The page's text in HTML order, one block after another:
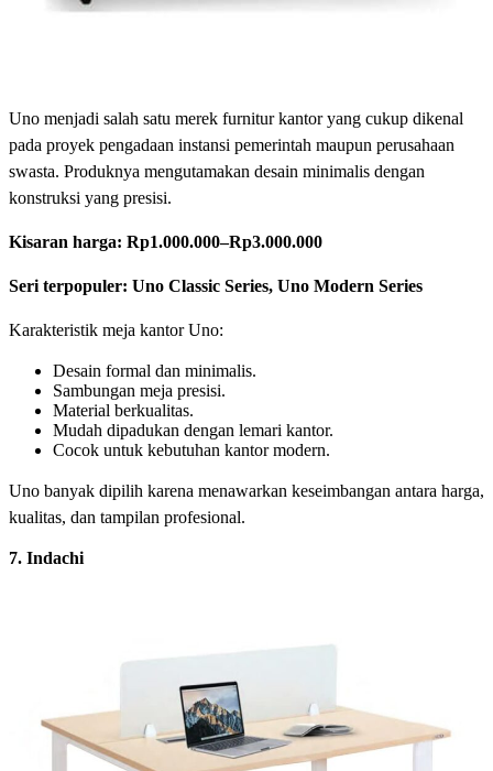
Uno menjadi salah satu merek furnitur kantor yang cukup dikenal
pada proyek pengadaan instansi pemerintah maupun perusahaan
swasta. Produknya mengutamakan desain minimalis dengan
konstruksi yang presisi.
Kisaran harga: Rp1.000.000–Rp3.000.000
Seri terpopuler: Uno Classic Series, Uno Modern Series
Karakteristik meja kantor Uno:
Desain formal dan minimalis.
Sambungan meja presisi.
Material berkualitas.
Mudah dipadukan dengan lemari kantor.
Cocok untuk kebutuhan kantor modern.
Uno banyak dipilih karena menawarkan keseimbangan antara harga,
kualitas, dan tampilan profesional.
7. Indachi